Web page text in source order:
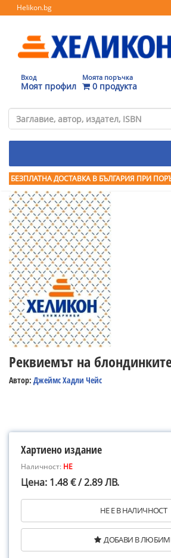
Helikon.bg
Вход
Моят профил
Моята поръчка
0 продукта
БЕЗПЛАТНА ДОСТАВКА В БЪЛГАРИЯ ПРИ
Реквиемът на
Автор: Джеймс Хадли Чейс
Хартиено издание
Наличност: НЕ
Цена: 1.48 € / 2.89 ЛВ.
НЕ Е В НАЛИЧНОСТ
ДОБАВИ В